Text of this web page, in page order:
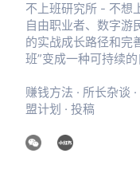
不上班研究所 - 不想
自由职业者、数字游
的实战成长路径和完
班”变成一种可持续的
赚钱方法 · 所长杂谈 ·
盟计划 · 投稿